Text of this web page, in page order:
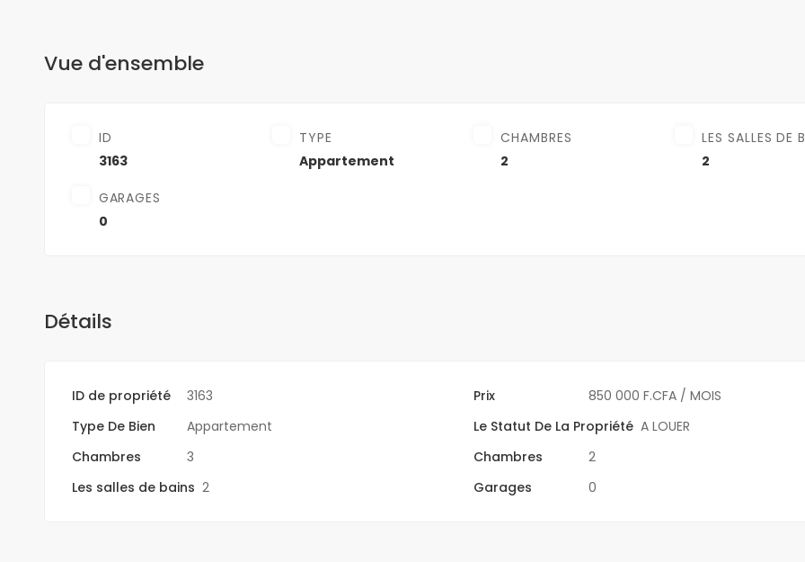
Vue d'ensemble
ID
3163
TYPE
Appartement
CHAMBRES
2
LES SALLES DE
2
GARAGES
0
Détails
ID de propriété 3163 Prix 850 000 F.CFA / MOIS
Type De Bien
Appartement Le Statut De La Propriété A LOUER
Chambres
3 Chambres
2
Les salles de bains 2 Garages 0